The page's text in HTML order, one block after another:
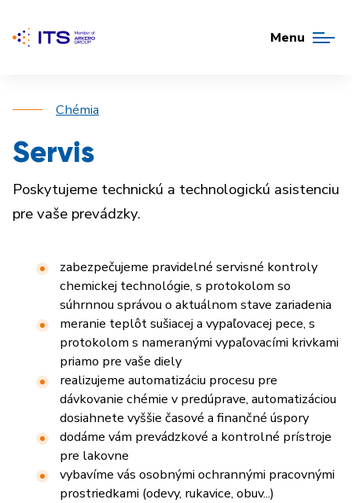
Menu
Chémia
Servis
Poskytujeme technickú a technologickú asistenciu
pre vaše prevádzky.
zabezpečujeme pravidelné servisné kontroly
chemickej technológie, s protokolom so
súhrnnou správou o aktuálnom stave zariadenia
meranie teplôt sušiacej a vypaľovacej pece, s
protokolom s nameranými vypaľovacími krivkami
priamo pre vaše diely
realizujeme automatizáciu procesu pre
dávkovanie chémie v predúprave, automatizáciou
dosiahnete vyššie časové a finančné úspory
dodáme vám prevádzkové a kontrolné prístroje
pre lakovne
vybavíme vás osobnými ochrannými pracovnými
prostriedkami (odevy, rukavice, obuv...)